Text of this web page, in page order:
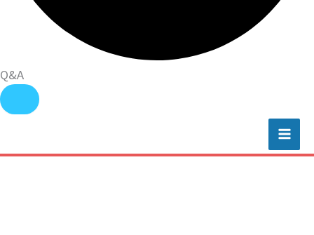
Q&A
츠